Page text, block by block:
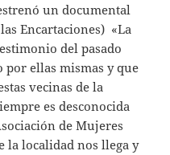
un documental
Encartaciones) «La
del pasado
por ellas mismas y que
vecinas de la
es desconocida
de Mujeres
la localidad nos llega y